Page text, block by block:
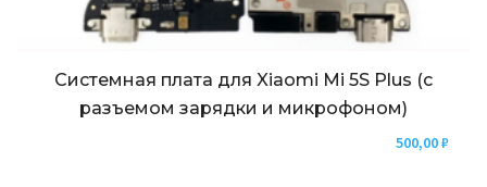
Системная плата для Xiaomi Mi 5S Plus (с
разъемом зарядки и микрофоном)
500,00₽